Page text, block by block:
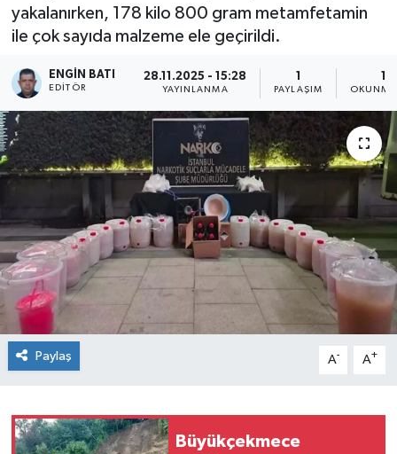
yakalanırken, 178 kilo 800 gram metamfetamin
ile çok sayıda malzeme ele geçirildi.
ENGIN BATI
EDITÖR
28.11.2025 - 15:28
YAYINLANMA PAYLAŞIM
Paylaş A- A+
Büyükçekmece